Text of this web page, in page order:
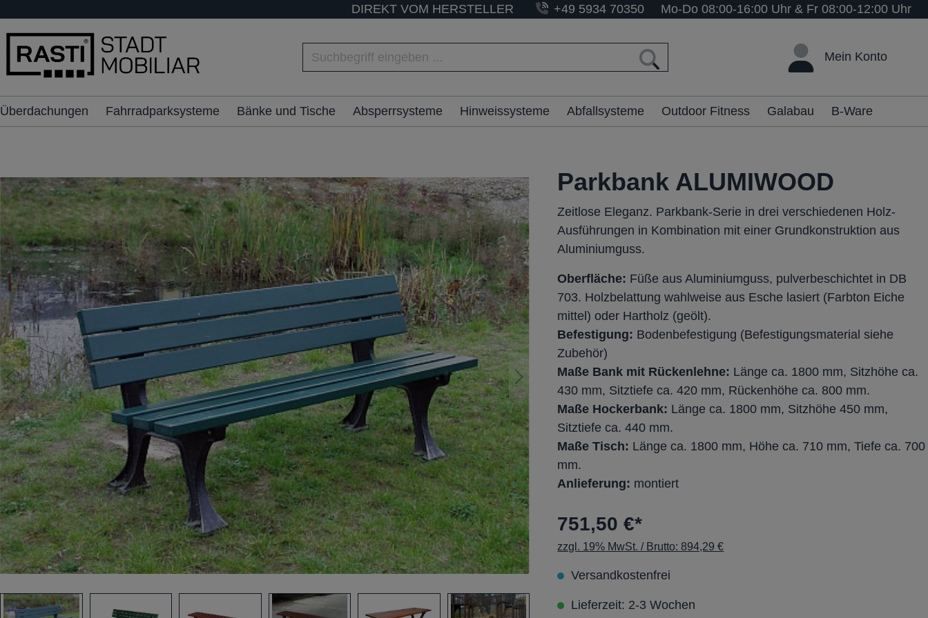
springen
DIREKT VOM HERSTELLER +49 5934 70350 Mo-Do 08:00-16:00 Uhr & Fr 08:00-12:00 Uhr
Mein Konto
Überdachungen Fahrradparksysteme Bänke und Tische Absperrsysteme Hinweissysteme Abfallsysteme Outdoor Fitness Galabau B-Ware
Parkbank ALUMIWOOD
Zeitlose Eleganz. Parkbank-Serie in drei verschiedenen Holz-
Ausführungen in Kombination mit einer Grundkonstruktion aus
Aluminiumguss.
Oberfläche: Füße aus Aluminiumguss, pulverbeschichtet in DB
703. Holzbelattung wahlweise aus Esche lasiert (Farbton Eiche
mittel) oder Hartholz (geölt).
Befestigung: Bodenbefestigung (Befestigungsmaterial siehe
Zubehör)
Maße Bank mit Rückenlehne: Länge ca. 1800 mm, Sitzhöhe ca.
430 mm, Sitztiefe ca. 420 mm, Rückenhöhe ca. 800 mm.
Maße Hockerbank: Länge ca. 1800 mm, Sitzhöhe 450 mm,
Sitztiefe ca. 440 mm.
Maße Tisch: Länge ca. 1800 mm, Höhe ca. 710 mm, Tiefe ca. 700
mm.
Anlieferung: montiert
751,50 €*
zzgl. 19% MwSt. / Brutto: 894,29 €
Versandkostenfrei
Lieferzeit: 2-3 Wochen